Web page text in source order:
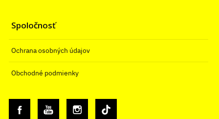
Spoločnosť
Ochrana osobných údajov
Obchodné podmienky